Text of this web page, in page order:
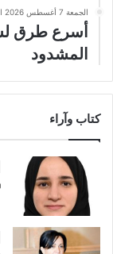
الجمعة 7 أغسطس 2026 الساعة 5:19 ص
أسرع طرق
المشدود
كتاب وآراء